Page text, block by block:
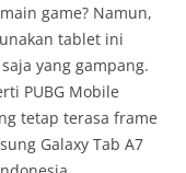
game? Namun,
tablet ini
yang gampang.
PUBG Mobile
tetap terasa frame
Galaxy Tab A7